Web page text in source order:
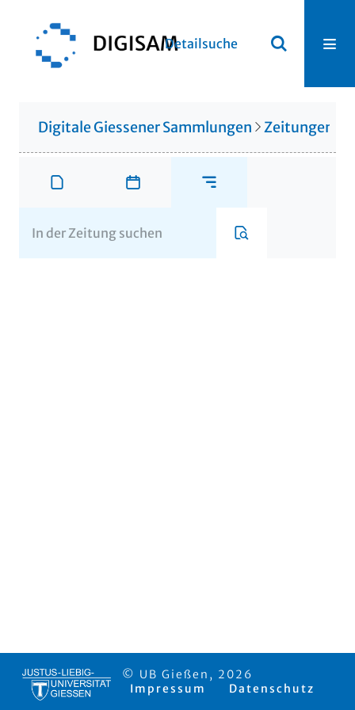
Detailsuche
Digitale Giessener Sammlungen Zeitungen
© UB Gießen, 2026
Impressum
Datenschutz